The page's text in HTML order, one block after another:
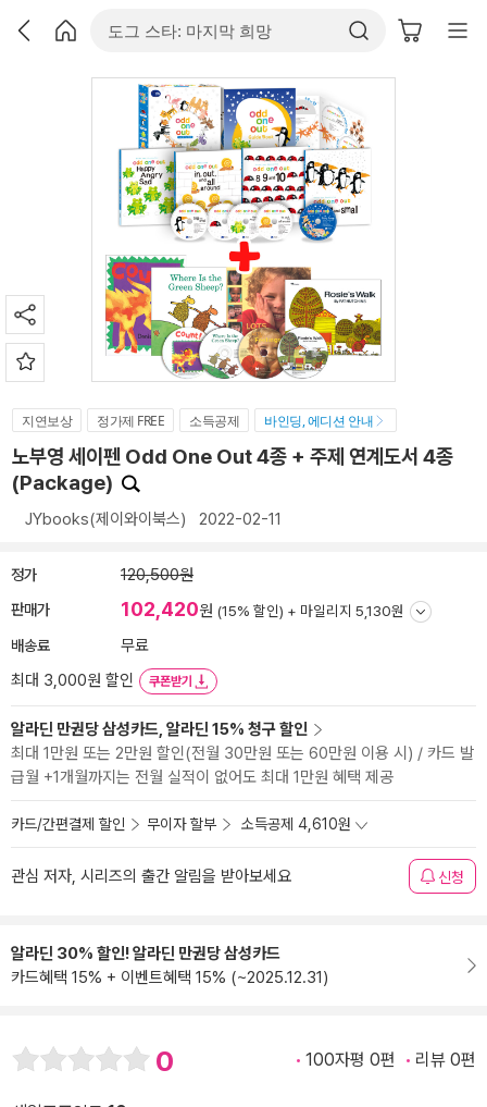
지연보상 정가제 FREE 소득공제 바인딩, 에디션 안내
노부영 세이펜 Odd One Out 4종 + 주제 연계도서 4종
(Package)
JYbooks(제이와이북스) 2022-02-11
정가 120,500원
판매가 102,420원 (15% 할인) + 마일리지 5,130원
배송료
무료
최대 3,000원 할인
쿠폰받기
알라딘 만권당 삼성카드, 알라딘 15% 청구 할인
최대 1만원 또는 2만원 할인(전월 30만원 또는 60만원 이용 시) / 카드 발
급월 +1개월까지는 전월 실적이 없어도 최대 1만원 혜택 제공
카드/간편결제 할인 무이자 할부 소득공제 4,610원
관심 저자, 시리즈의 출간 알림을 받아보세요 신청
알라딘 30% 할인! 알라딘 만권당 삼성카드
카드혜택 15% + 이벤트혜택 15% (~2025.12.31)
0 100자평 0편 리뷰 0편